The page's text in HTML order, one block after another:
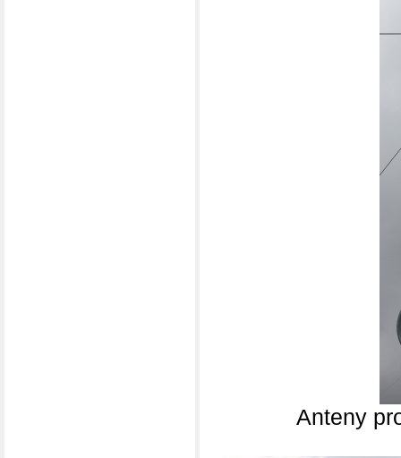
Anteny